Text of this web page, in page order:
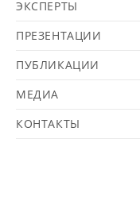
ЭКСПЕРТЫ
ПРЕЗЕНТАЦИИ
ПУБЛИКАЦИИ
МЕДИА
КОНТАКТЫ